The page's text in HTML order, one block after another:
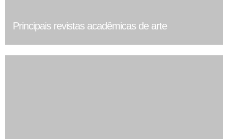
Principais revistas acadêmicas de arte